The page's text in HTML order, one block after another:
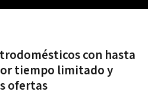
con hasta
tiempo limitado y
ofertas